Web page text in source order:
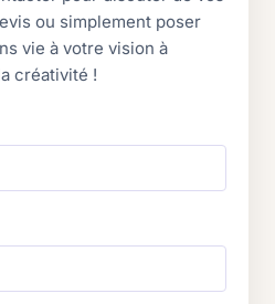
ou simplement poser
vie à votre vision à
créativité !